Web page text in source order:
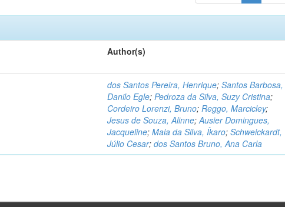
Author(s)
dos Santos Pereira, Henrique;Santos Barbosa,
Danilo Egle;Pedroza da Silva, Suzy Cristina;
Cordeiro Lorenzi, Bruno;Reggo, Marcicley;
Jesus de Souza, Alinne;Ausier Domingues,
Jacqueline;Maia da Silva, Íkaro;Schweickardt,
Júlio Cesar;dos Santos Bruno, Ana Carla